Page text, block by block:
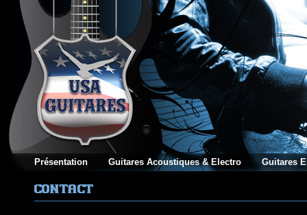
Présentation Guitares Acoustiques & Electro Guitares